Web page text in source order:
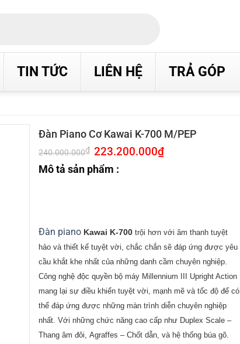
TIN TỨC LIÊN HỆ TRẢ GÓP
Đàn Piano Cơ Kawai K-700 M/PEP
240.000.000₫ Giá
gốc
là:
240.000.000₫.
223.200.000₫Giá
Mô tả sản phẩm :
Đàn piano Kawai K-700 trội hơn với âm thanh tuyệt
hảo và thiết kế tuyệt vời, chắc chắn sẽ đáp ứng được yêu
cầu khắt khe nhất của những danh cầm chuyên nghiệp.
Công nghệ độc quyền bộ máy Millennium III Upright Action
mang lại sự điều khiển tuyệt vời, mạnh mẽ và tốc độ để có
thể đáp ứng được những màn trình diễn chuyên nghiệp
nhất. Với những chức năng cao cấp như Duplex Scale –
Thang âm đôi Agraffes – Chốt dẫn và hệ thống búa gõ.